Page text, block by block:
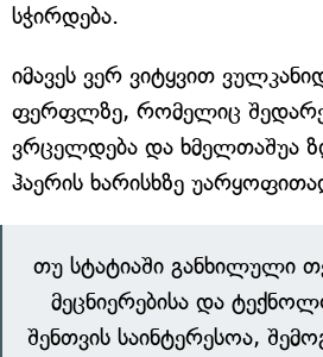
სჭირდება.
იმავეს ვერ ვიტყვით
ფერფლზე, რომელიც
ვრცელდება და ხმელთაშუა
ჰაერის ხარისხზე
თუ სტატიაში განხილული
მეცნიერებისა და
შენთვის საინტერესოა,